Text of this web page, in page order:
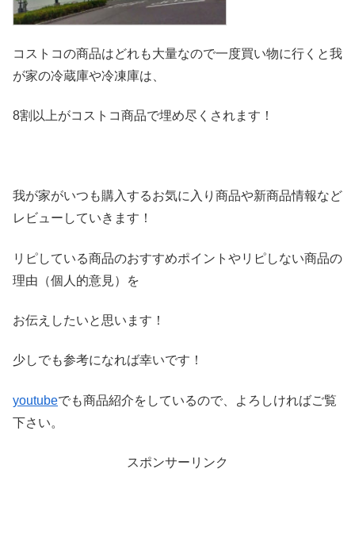
コストコの商品はどれも大量なので一度買い物に行くと我
が家の冷蔵庫や冷凍庫は、
8割以上がコストコ商品で埋め尽くされます！
我が家がいつも購入するお気に入り商品や新商品情報など
レビ ューしていきます！
リピしている商品のおすすめポイントやリピしない商品の
理由（個人的意見）を
お伝えしたいと思います！
少しでも参考になれば幸いです！
youtubeでも商品紹介をしているので、よろしければご覧
下さい。
スポンサーリンク